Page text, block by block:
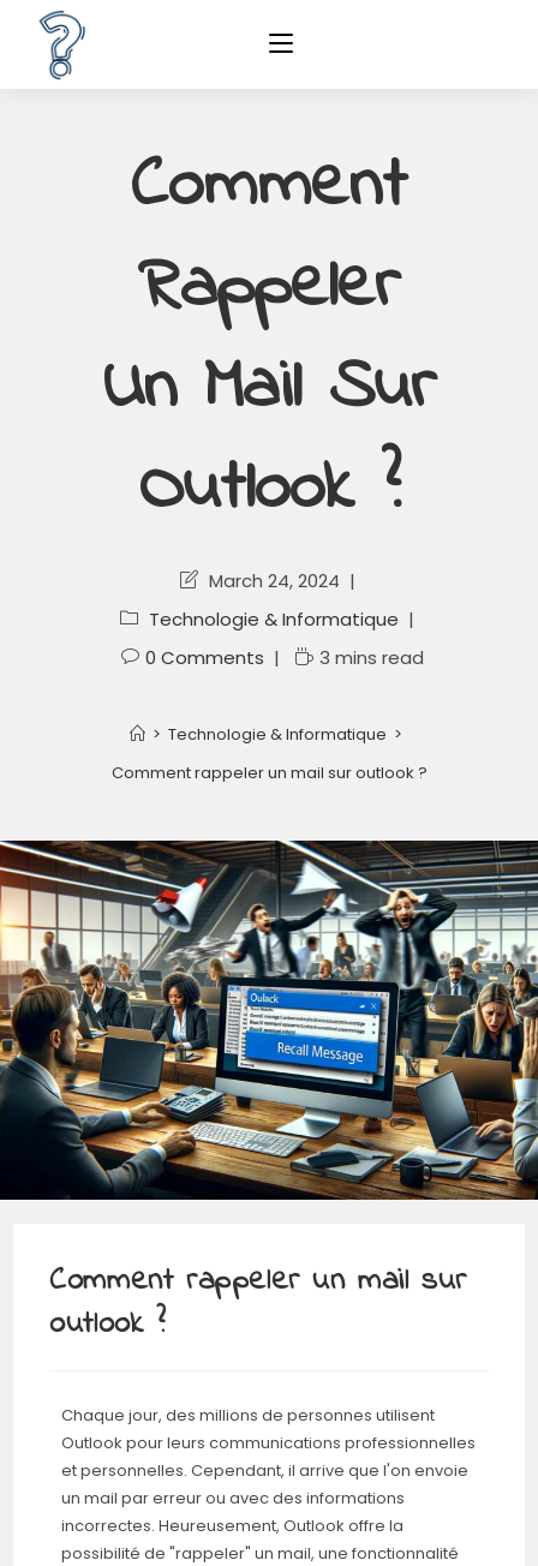
Comment
Rappeler
Un Mail Sur
Outlook ?
March 24, 2024
Technologie & Informatique
0 Comments
3 mins read
> Technologie & Informatique >
Comment rappeler un mail sur outlook ?
Comment rappeler un mail sur
outlook ?
Chaque jour, des millions de personnes utilisent
Outlook pour leurs communications professionnelles
et personnelles. Cependant, il arrive que l'on envoie
un mail par erreur ou avec des informations
incorrectes. Heureusement, Outlook offre la
possibilité de "rappeler" un mail, une fonctionnalité